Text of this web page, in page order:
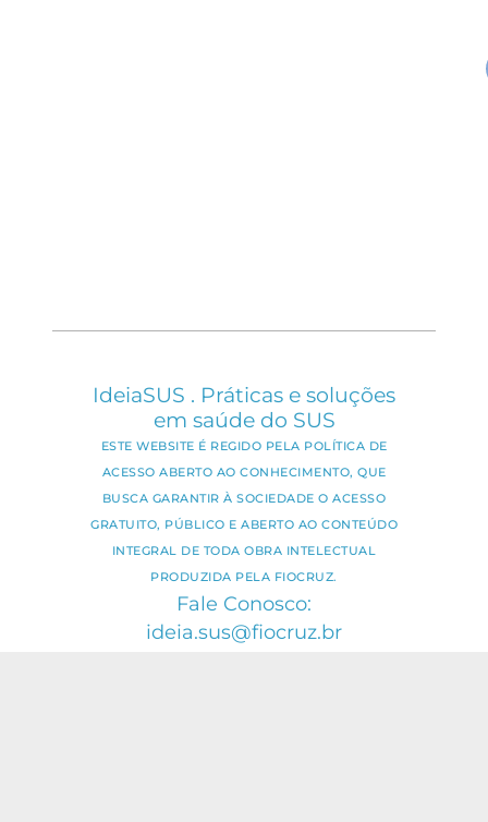
IdeiaSUS . Práticas e soluções
em saúde do SUS
ESTE WEBSITE É REGIDO PELA POLÍTICA DE
ACESSO ABERTO AO CONHECIMENTO, QUE
BUSCA GARANTIR À SOCIEDADE O ACESSO
GRATUITO, PÚBLICO E ABERTO AO CONTEÚDO
INTEGRAL DE TODA OBRA INTELECTUAL
PRODUZIDA PELA FIOCRUZ.
Fale Conosco:
ideia.sus@fiocruz.br